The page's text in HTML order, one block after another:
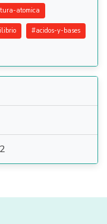
atomica
#acidos-y-bases